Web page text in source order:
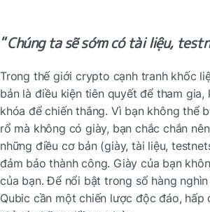
“Chúng ta sẽ sớm có tài liệu,
Trong thế giới crypto cạnh tranh khốc
bản là điều kiện tiên quyết để tham gia,
khóa để chiến thắng. Vì bạn không thể
rổ mà không có giày, bạn chắc chắn
những điều cơ bản (giày, tài liệu,
đảm bảo thành công. Giày của bạn
của bạn. Để nổi bật trong số hàng
Qubic cần một chiến lược độc đáo, hấp